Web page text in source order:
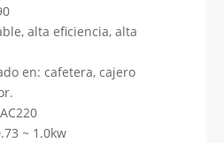
alta eficiencia, alta
en: cafetera, cajero
~ 1.0kw